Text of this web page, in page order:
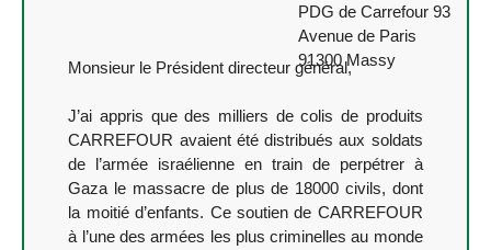
PDG de Carrefour 93
Avenue de Paris
91300 Massy
Monsieur le Président directeur général,
J’ai appris que des milliers de colis de produits
CARREFOUR avaient été distribués aux soldats
de l’armée israélienne en train de perpétrer à
Gaza le massacre de plus de 18000 civils, dont
la moitié d’enfants. Ce soutien de CARREFOUR
à l’une des armées les plus criminelles au monde